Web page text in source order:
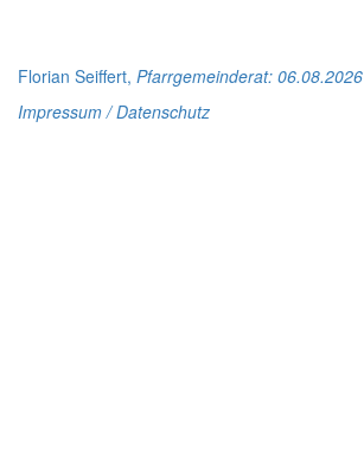
Florian Seiffert, Pfarrgemeinderat: 06.08.2026
Impressum / Datenschutz